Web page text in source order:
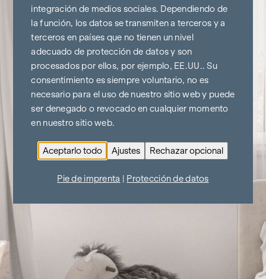
integración de medios sociales. Dependiendo de
la función, los datos se transmiten a terceros y a
terceros en países que no tienen un nivel
adecuado de protección de datos y son
procesados por ellos, por ejemplo, EE.UU.. Su
consentimiento es siempre voluntario, no es
necesario para el uso de nuestro sitio web y puede
ser denegado o revocado en cualquier momento
en nuestro sitio web.
Aceptarlo todo Ajustes Rechazar opcional
Pie de imprenta Protección de datos